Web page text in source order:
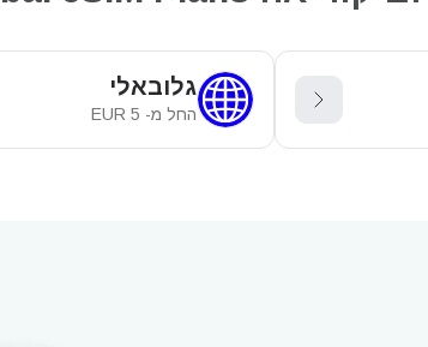
גלובאלי
החל מ- EUR 5